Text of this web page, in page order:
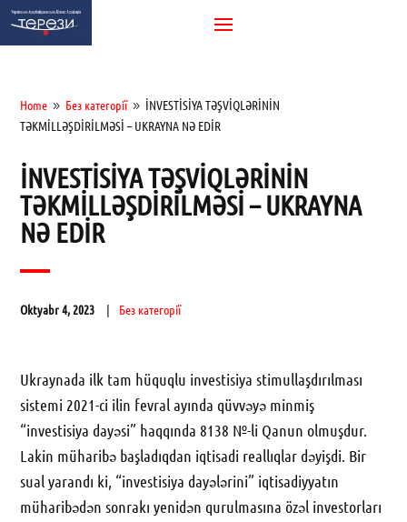
Home 9 Без категорії 9 İNVESTİSİYA TƏŞVİQLƏRİNİN
TƏKMİLLƏŞDİRİLMƏSİ – UKRAYNA NƏ EDİR
İNVESTİSİYA TƏŞVİQLƏRİNİN
TƏKMİLLƏŞDİRİLMƏSİ – UKRAYNA
NƏ EDİR
Oktyabr 4, 2023 Без категорії
Ukraynada ilk tam hüquqlu investisiya stimullaşdırılması
sistemi 2021-ci ilin fevral ayında qüvvəyə minmiş
“investisiya dayəsi” haqqında 8138 №-li Qanun olmuşdur.
Lakin müharibə başladıqdan iqtisadi reallıqlar dəyişdi. Bir
sual yarandı ki, “investisiya dayələrini” iqtisadiyyatın
müharibədən sonrakı yenidən qurulmasına özəl investorları